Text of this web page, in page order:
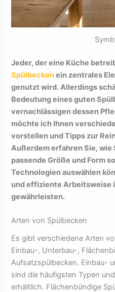
Jeder, der eine Küche
Spülbeckenein zentrales
genutzt wird. Allerdings
Bedeutung eines guten
vernachlässigen dessen
möchte ich Ihnen
vorstellen und Tipps zur
Außerdem erfahren Sie, wie
passende Größe und Form
Technologien auswählen
und effiziente Arbeitsweise
gewährleisten.
Arten von Spülbecken
Es gibt verschiedene Arten
Einbau-, Unterbau-,
Aufsatzspülbecken. Einbau-
sind die häufigsten Typen
erhältlich. Flächenbündige